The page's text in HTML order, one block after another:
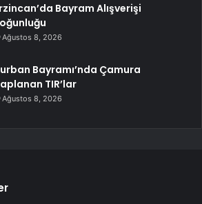
Bayram Alışverişi
Ağustos 8, 2026
Bayramı’nda Çamura
TIR’lar
Ağustos 8, 2026